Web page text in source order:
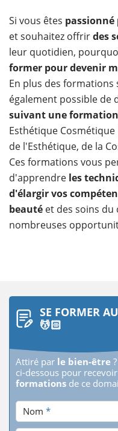
Si vous êtes passionné
et souhaitez offrirdes
leur quotidien,
former pour devenir
En plus des formations
également possible de
suivant une
Esthétique
de l'Esthétique, de la
Ces formations vous
d'apprendre les
d'élargir vos
beauté et des soins du
nombreuses
SE FORMER
💆🏻
Attiré par le bien-être
ci-dessous pour
formations de ce
Nom *